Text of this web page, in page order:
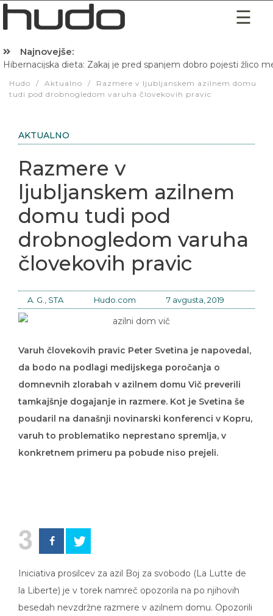
Najnovejše:
Hibernacijska dieta: Zakaj je pred spanjem dobro pojesti žlico
Hudo / Aktualno /
Razmere v ljubljanskem azilnem domu
tudi pod drobnogledom varuha človekovih pravic
AKTUALNO
Razmere v
ljubljanskem azilnem
domu tudi pod
drobnogledom varuha
človekovih pravic
A. G., STA Hudo.com 7 avgusta, 2019
Varuh človekovih pravic Peter Svetina je napovedal,
da bodo na podlagi medijskega poročanja o
domnevnih zlorabah v azilnem domu Vič preverili
tamkajšnje dogajanje in razmere. Kot je Svetina še
poudaril na današnji novinarski konferenci v Kopru,
varuh to problematiko neprestano spremlja, v
konkretnem primeru pa pobude niso prejeli.
3
Iniciativa prosilcev za azil Boj za svobodo (La Lutte de
la Liberte) je v torek namreč opozorila na po njihovih
besedah nevzdržne razmere v azilnem domu. Opozorili